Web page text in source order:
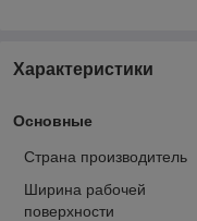
Характеристики
Основные
Страна производитель
Ширина рабочей
поверхности